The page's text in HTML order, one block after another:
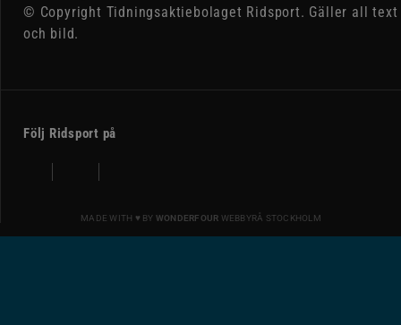
© Copyright Tidningsaktiebolaget Ridsport. Gäller all text
och bild.
Följ Ridsport på
MADE WITH ♥ BY WONDERFOUR WEBBYRÅ STOCKHOLM